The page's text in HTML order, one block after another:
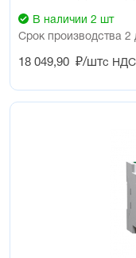
В наличии 2 шт
Срок производства 2
18 049,90 ₽/штс НДС